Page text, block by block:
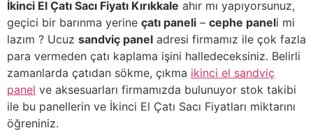
İkinci El Çatı Sacı Fiyatı Kırıkkale ahır mı yapıyorsunuz,
geçici bir barınma yerine çatı paneli – cephe paneli mi
lazım ? Ucuz sandviç panel adresi firmamız ile çok fazla
para vermeden çatı kaplama işini halledeceksiniz. Belirli
zamanlarda çatıdan sökme, çıkma ikinci el sandviç
panel ve aksesuarları firmamızda bulunuyor stok takibi
ile bu panellerin ve İkinci El Çatı Sacı Fiyatları miktarını
öğreniniz.